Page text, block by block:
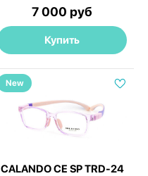
7 000 руб
Купить
New
CALANDO CE SP TRD-24